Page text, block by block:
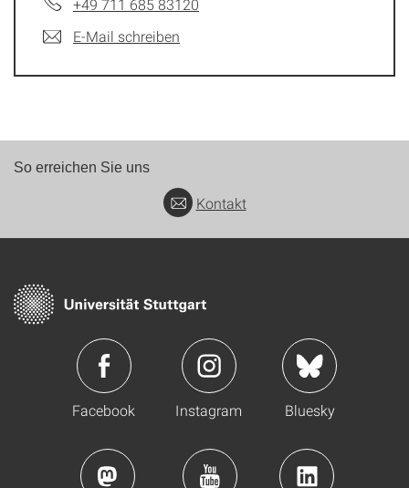
+49 711 685 83120
E-Mail schreiben
So erreichen Sie uns
Kontakt
Facebook Instagram Bluesky